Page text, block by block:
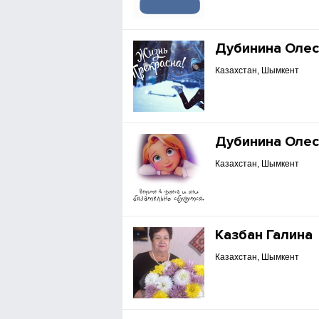
Дубинина
Казахстан, Шымкент
Дубинина
Казахстан, Шымкент
Казбан Галина
Казахстан, Шымкент